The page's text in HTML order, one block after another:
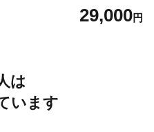
個/月）【3カ月定期便】
29,000円
は
います